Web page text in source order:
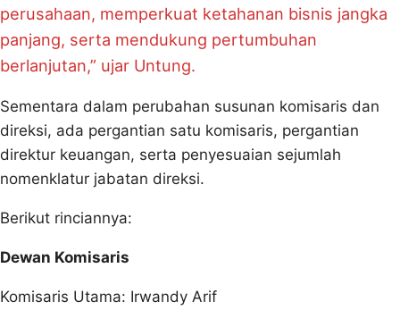
perusahaan, memperkuat ketahanan bisnis jangka
panjang, serta mendukung pertumbuhan
berlanjutan,” ujar Untung.
Sementara dalam perubahan susunan komisaris dan
direksi, ada pergantian satu komisaris, pergantian
direktur keuangan, serta penyesuaian sejumlah
nomenklatur jabatan direksi.
Berikut rinciannya:
Dewan Komisaris
Komisaris Utama: Irwandy Arif